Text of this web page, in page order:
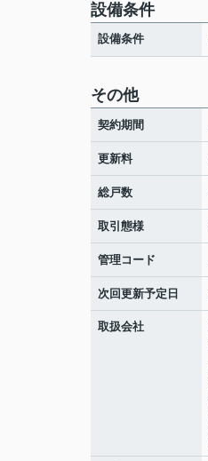
設備条件
設備条件
その他
契約期間
更新料
総戸数
取引態様
管理コード
次回更新予定日
取扱会社